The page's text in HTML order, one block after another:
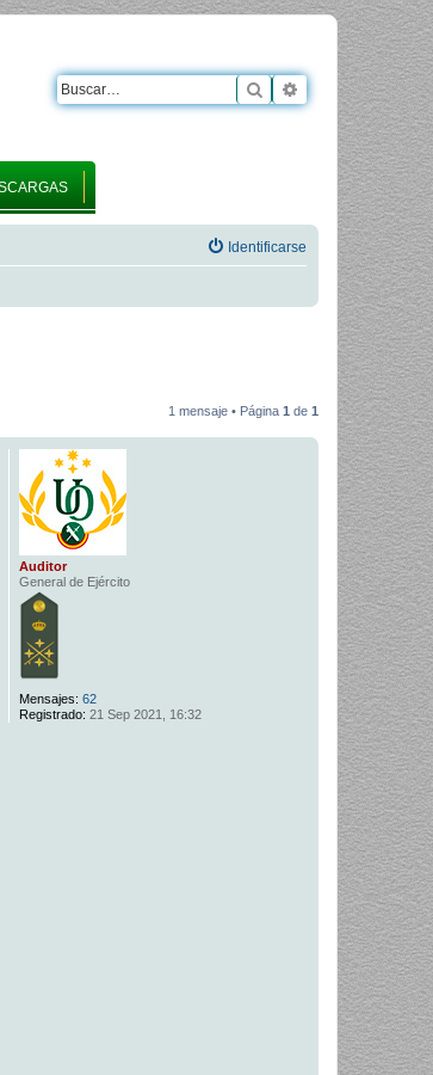
Buscar Búsqueda
Identificarse
1 mensaje • Página 1 de 1
Auditor
General de Ejército
Mensajes: 62
Registrado: 21 Sep 2021, 16:32